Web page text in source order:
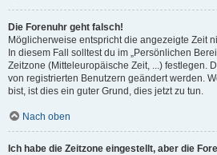
Die Forenuhr geht falsch!
Möglicherweise entspricht die angezeigte Zeit
In diesem Fall solltest du im „Persönlichen
Zeitzone (Mitteleuropäische Zeit, ...) festlegen.
von registrierten Benutzern geändert werden.
bist, ist dies ein guter Grund, dies jetzt zu tun.
Nach oben
Ich habe die Zeitzone eingestellt, aber die